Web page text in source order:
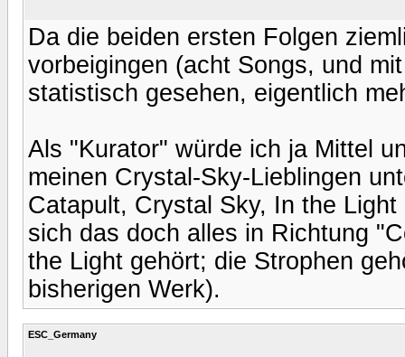
Da die beiden ersten Folgen
vorbeigingen (acht Songs, und
statistisch gesehen, eigentlich
Als "Kurator" würde ich ja Mittel
meinen Crystal-Sky-Lieblingen
Catapult, Crystal Sky, In the
sich das doch alles in Richtung
the Light gehört; die Strophen
bisherigen Werk).
ESC_Germany